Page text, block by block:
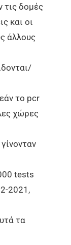
τις δομές
και οι
άλλους
το pcr
χώρες
tests
2021,
τα